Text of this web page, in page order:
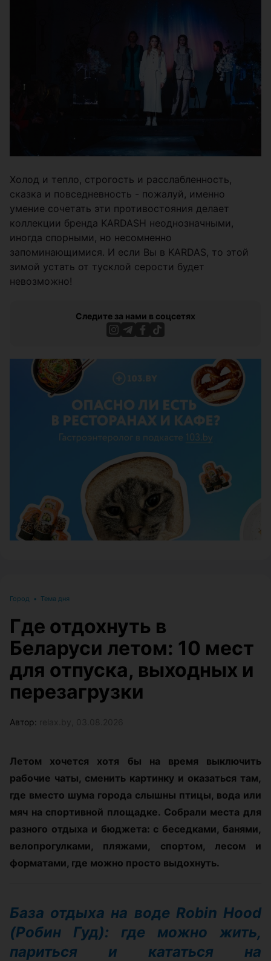
Холод и тепло, строгость и расслабленность,
сказка и повседневность - пожалуй, именно
умение сочетать эти противостояния делает
коллекции бренда KARDASH неоднозначными,
иногда спорными, но несомненно
запоминающимися. И если Вы в KARDAS, то этой
зимой устать от тусклой серости будет
невозможно!
Следите за нами в соцсетях
Город • Тема дня
Где отдохнуть в
Беларуси летом: 10 мест
для отпуска, выходных и
перезагрузки
Автор:
Летом хочется хотя бы на время выключить
рабочие чаты, сменить картинку и оказаться там,
где вместо шума города слышны птицы, вода или
мяч на спортивной площадке. Собрали места для
разного отдыха и бюджета: с беседками, банями,
велопрогулками, пляжами, спортом, лесом и
форматами, где можно просто выдохнуть.
База отдыха на воде Robin Hood
(Робин Гуд): где можно жить,
париться и кататься на